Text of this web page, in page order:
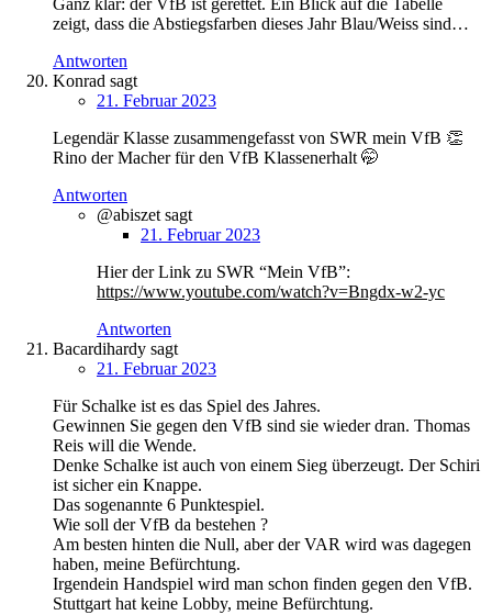
Ganz klar: der VfB ist gerettet. Ein Blick auf die Tabelle
zeigt, dass die Abstiegsfarben dieses Jahr Blau/Weiss sind…
Antworten
Konrad sagt
21. Februar 2023
Legendär Klasse zusammengefasst von SWR mein VfB 👏
Rino der Macher für den VfB Klassenerhalt 🤭
Antworten
@abiszet sagt
21. Februar 2023
Hier der Link zu SWR “Mein VfB”:
https://www.youtube.com/watch?v=Bngdx-w2-yc
Antworten
Bacardihardy sagt
21. Februar 2023
Für Schalke ist es das Spiel des Jahres.
Gewinnen Sie gegen den VfB sind sie wieder dran. Thomas
Reis will die Wende.
Denke Schalke ist auch von einem Sieg überzeugt. Der Schiri
ist sicher ein Knappe.
Das sogenannte 6 Punktespiel.
Wie soll der VfB da bestehen ?
Am besten hinten die Null, aber der VAR wird was dagegen
haben, meine Befürchtung.
Irgendein Handspiel wird man schon finden gegen den VfB.
Stuttgart hat keine Lobby, meine Befürchtung.